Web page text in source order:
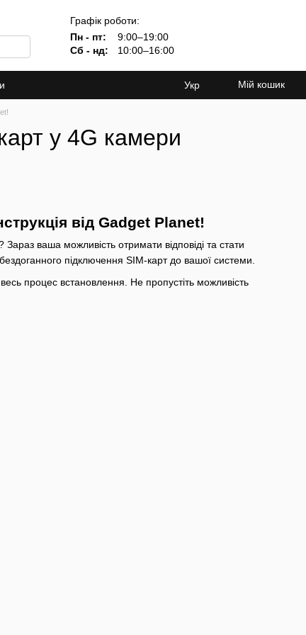
Графік роботи:
Пн - пт:
9:00–19:00
Сб - нд:
10:00–16:00
Укр Мій кошик
у 4G камери
від Gadget Planet!
ваша можливість отримати відповіді та стати
підключення SIM-карт до вашої системи.
процес встановлення. Не пропустіть можливість